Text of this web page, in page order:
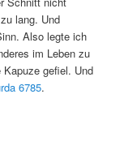
lang. Und
Also legte ich
im Leben zu
gefiel. Und
6785.